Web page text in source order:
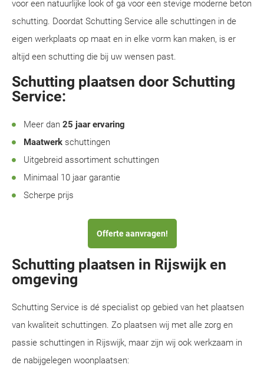
voor een natuurlijke look of ga voor een stevige moderne beton
schutting. Doordat Schutting Service alle schuttingen in de
eigen werkplaats op maat en in elke vorm kan maken, is er
altijd een schutting die bij uw wensen past.
Schutting plaatsen door Schutting
Service:
Meer dan 25 jaar ervaring
Maatwerk schuttingen
Uitgebreid assortiment schuttingen
Minimaal 10 jaar garantie
Scherpe prijs
Offerte aanvragen!
Schutting plaatsen in Rijswijk en
omgeving
Schutting Service is dé specialist op gebied van het plaatsen
van kwaliteit schuttingen. Zo plaatsen wij met alle zorg en
passie schuttingen in Rijswijk, maar zijn wij ook werkzaam in
de nabijgelegen woonplaatsen: